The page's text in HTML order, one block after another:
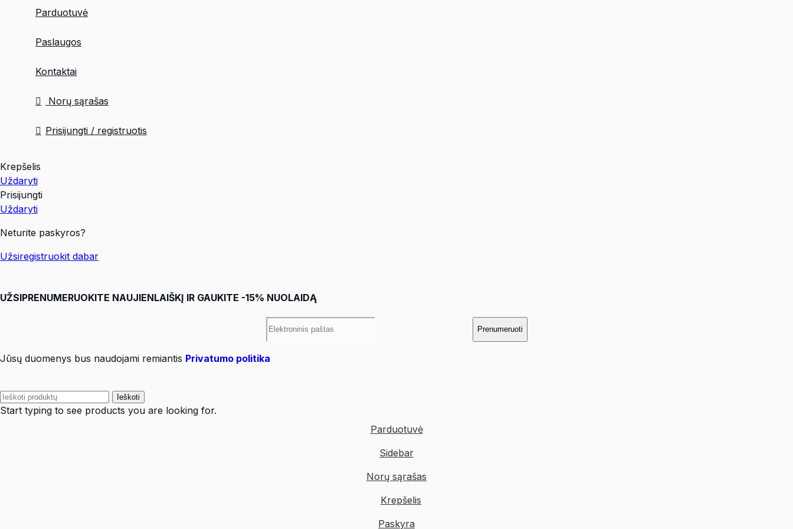
Parduotuvė
Paslaugos
Kontaktai
Norų sąrašas
Prisijungti / registruotis
Krepšelis
Uždaryti
Prisijungti
Uždaryti
Neturite paskyros?
Užsiregistruokit dabar
UŽSIPRENUMERUOKITE NAUJIENLAIŠKĮ IR GAUKITE -15% NUOLAIDĄ
Prenumeruoti
Jūsų duomenys bus naudojami remiantis Privatumo politika
Ieškoti
Start typing to see products you are looking for.
Parduotuvė
Sidebar
Norų sąrašas
Krepšelis
Paskyra